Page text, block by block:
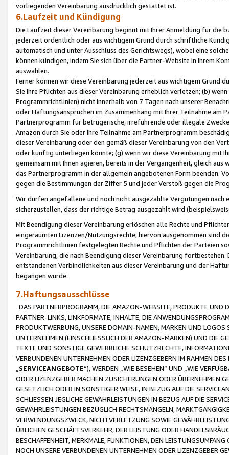
vorliegenden Vereinbarung ausdrücklich gestattet ist.
6.Laufzeit und Kündigung
Die Laufzeit dieser Vereinbarung beginnt mit Ihrer Anmeldung für die
jederzeit ordentlich oder aus wichtigem Grund durch schriftliche
automatisch und unter Ausschluss des Gerichtswegs), wobei eine
können kündigen, indem Sie sich über die Partner-Website in Ihrem
auswählen.
Ferner können wir diese Vereinbarung jederzeit aus wichtigem Grund
Sie Ihre Pflichten aus dieser Vereinbarung erheblich verletzen; (b)
Programmrichtlinien) nicht innerhalb von 7 Tagen nach unserer
oder Haftungsansprüchen im Zusammenhang mit Ihrer Teilnahme am
Partnerprogramm für betrügerische, irreführende oder illegale
Amazon durch Sie oder Ihre Teilnahme am Partnerprogramm
dieser Vereinbarung oder den gemäß dieser Vereinbarung von den
oder künftig unterliegen könnte; (g) wenn wir diese Vereinbarung mit
gemeinsam mit Ihnen agieren, bereits in der Vergangenheit, gleich
das Partnerprogramm in der allgemein angebotenen Form beenden.
gegen die Bestimmungen der Ziffer 5 und jeder Verstoß gegen die
Wir dürfen angefallene und noch nicht ausgezahlte Vergütungen
sicherzustellen, dass der richtige Betrag ausgezahlt wird
Mit Beendigung dieser Vereinbarung erlöschen alle Rechte und
eingeräumten Lizenzen/Nutzungsrechte; hiervon ausgenommen sind
Programmrichtlinien festgelegten Rechte und Pflichten der Parteien
Vereinbarung, die nach Beendigung dieser Vereinbarung
entstandenen Verbindlichkeiten aus dieser Vereinbarung und der
begangen wurde.
7.Haftungsausschlüsse
DAS PARTNERPROGRAMM, DIE AMAZON-WEBSITE, PRODUKTE UND
PARTNER-LINKS, LINKFORMATE, INHALTE, DIE
PRODUKTWERBUNG, UNSERE DOMAIN-NAMEN, MARKEN UND
UNTERNEHMEN (EINSCHLIESSLICH DER AMAZON-MARKEN) UND DIE
TEXTE UND SONSTIGE GEWERBLICHE SCHUTZRECHTE,
VERBUNDENEN UNTERNEHMEN ODER LIZENZGEBERN IM RAHMEN
SERVICEANGEBOTE“), WERDEN „WIE BESEHEN“ UND „WIE
ODER LIZENZGEBER MACHEN ZUSICHERUNGEN ODER ÜBERNEHMEN
GESETZLICH ODER IN SONSTIGER WEISE, IN BEZUG AUF DIE
SCHLIESSEN JEGLICHE GEWÄHRLEISTUNGEN IN BEZUG AUF DIE
GEWÄHRLEISTUNGEN BEZÜGLICH RECHTSMÄNGELN,
VERWENDUNGSZWECK, NICHTVERLETZUNG SOWIE
ÜBLICHEN GESCHÄFTSVERKEHR, DER LEISTUNG ODER
BESCHAFFENHEIT, MERKMALE, FUNKTIONEN, DEN
NOCH UNSERE VERBUNDENEN UNTERNEHMEN ODER LIZENZGEBER